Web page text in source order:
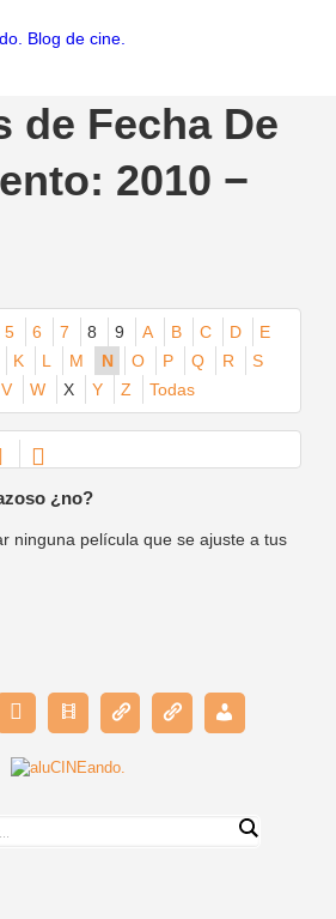
de Fecha De
2010 −
5 6 7 8 9 A B C D
E
K L M N O P Q R
S
V W X Y Z Todas
¿no?
ninguna película que se ajuste a tus